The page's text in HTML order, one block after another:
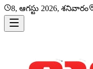
8, ఆగస్టు 2026, శనివారం